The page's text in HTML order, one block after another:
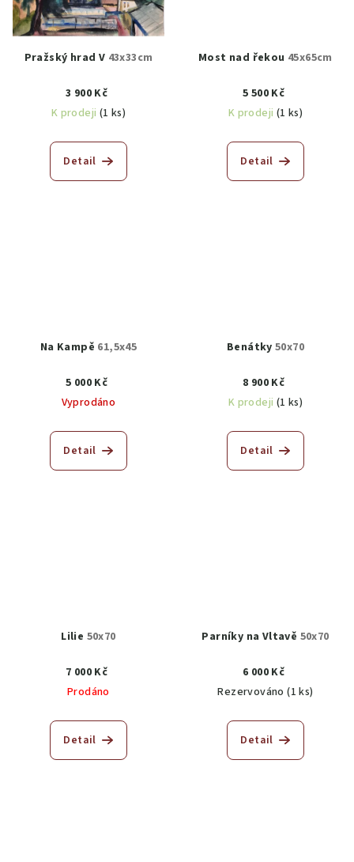
Pražský hrad V 43x33cm
3 900 Kč
K prodeji (1 ks)
Detail
Most nad řekou 45x65cm
5 500 Kč
K prodeji (1 ks)
Detail
Na Kampě 61,5x45
5 000 Kč
Vyprodáno
Detail
Benátky50x70
8 900 Kč
K prodeji (1 ks)
Detail
Lilie 50x70
7 000 Kč
Prodáno
Detail
Parníky na Vltavě 50x70
6 000 Kč
Rezervováno(1 ks)
Detail